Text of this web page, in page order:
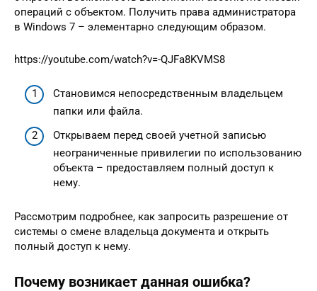
операций с объектом. Получить права администратора
в Windows 7 – элементарно следующим образом.
https://youtube.com/watch?v=-QJFa8KVMS8
Становимся непосредственным владельцем
папки или файла.
Открываем перед своей учетной записью
неограниченные привилегии по использованию
объекта – предоставляем полный доступ к
нему.
Рассмотрим подробнее, как запросить разрешение от
системы о смене владельца документа и открыть
полный доступ к нему.
Почему возникает данная ошибка?